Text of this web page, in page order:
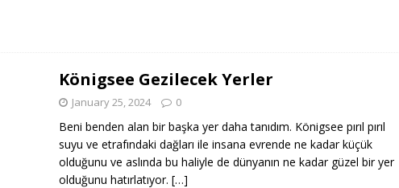
Königsee Gezilecek Yerler
January 25, 2024 0
Beni benden alan bir başka yer daha tanıdım. Königsee pırıl pırıl
suyu ve etrafındaki dağları ile insana evrende ne kadar küçük
olduğunu ve aslında bu haliyle de dünyanın ne kadar güzel bir yer
olduğunu hatırlatıyor. […]